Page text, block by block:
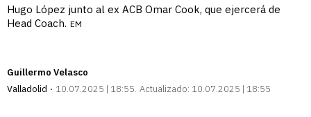
Hugo López junto al ex ACB Omar Cook, que ejercerá de
Head Coach. EM
Guillermo Velasco
Valladolid
10.07.2025 | 18:55 Actualizado: 10.07.2025 | 18:55